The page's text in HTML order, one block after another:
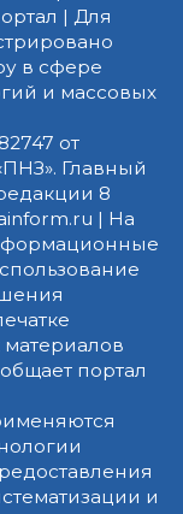
| Для
в сфере
и массовых
от
Главный
8
| На
портал
и